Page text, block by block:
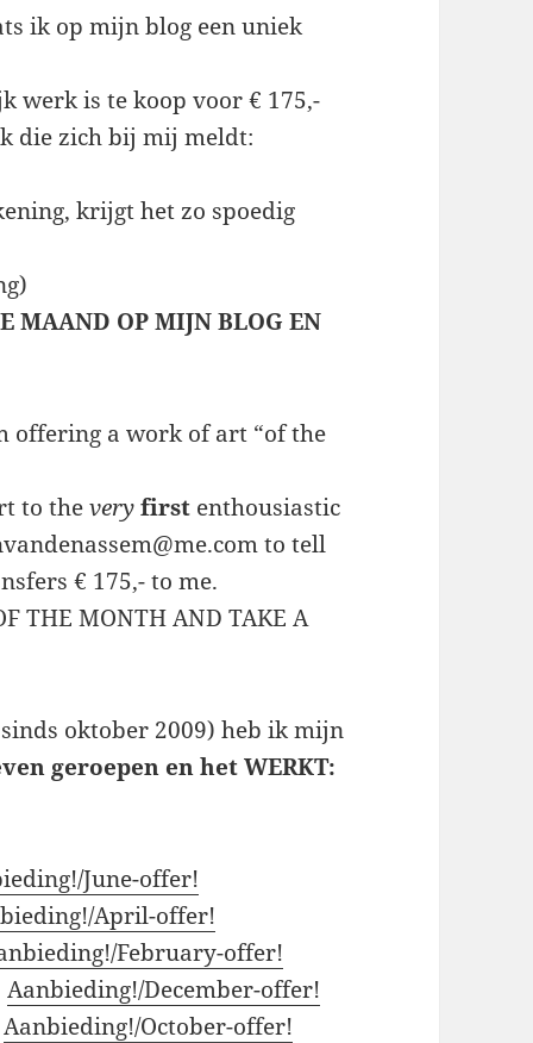
ik op mijn blog een uniek
werk is te koop voor € 175,-
die zich bij mij meldt:
krijgt het zo spoedig
MAAND OP MIJN BLOG EN
offering a work of art “of the
to thevery first enthousiastic
to tell
€ 175,- to me.
THE MONTH AND TAKE A
oktober 2009) heb ik mijn
geroepen en het WERKT:
June-offer!
April-offer!
February-offer!
Aanbieding!/December-offer!
Aanbieding!/October-offer!